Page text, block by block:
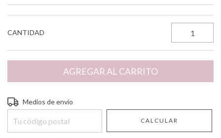
CANTIDAD
Entregas para el CP:
Medios de envío
CALCULAR